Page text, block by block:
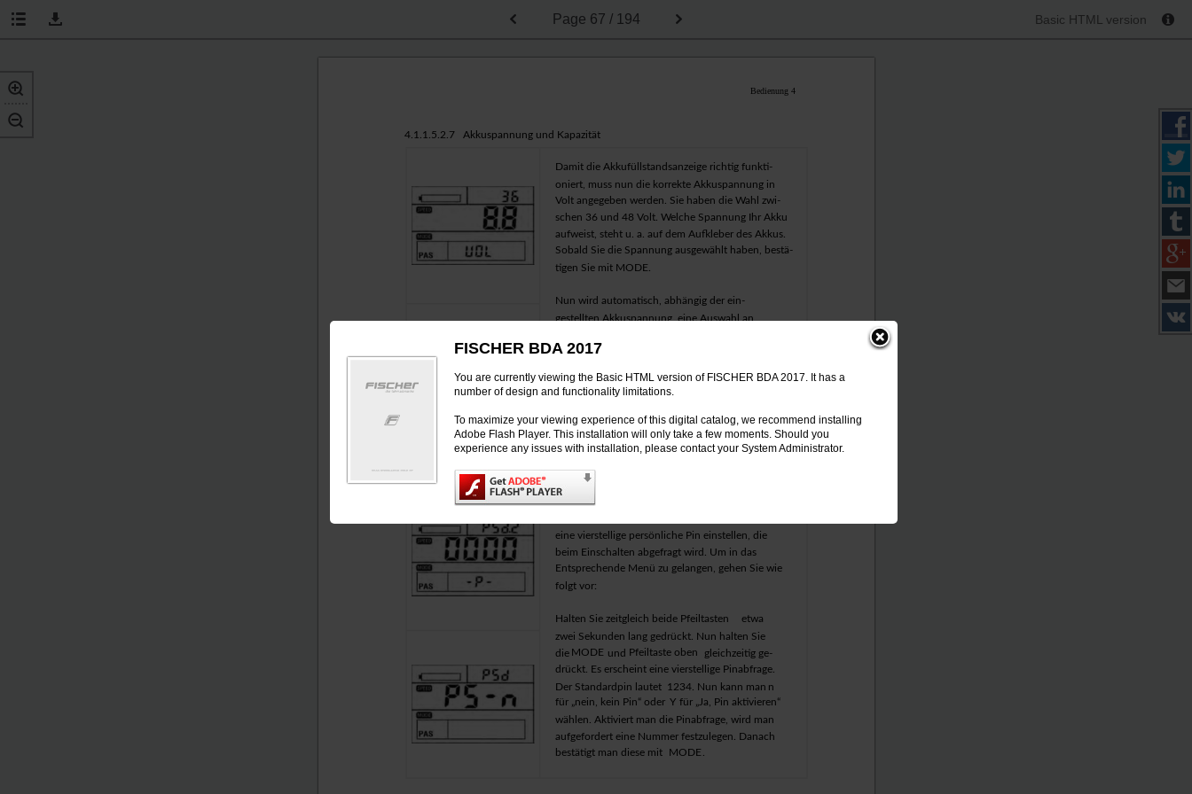
FISCHER BDA 2017
You are currently viewing the Basic HTML version of FISCHER BDA 2017. It has a
number of design and functionality limitations.
To maximize your viewing experience of this digital catalog, we recommend installing
Adobe Flash Player. This installation will only take a few moments. Should you
experience any issues with installation, please contact your System Administrator.
Page 67 / 194 Basic HTML version
Bedienung 4
4.1.1.5.2.7 Akkuspannung und Kapazität
Damit die Akkufüllstandsanzeige richtig funkti-
oniert, muss nun die korrekte Akkuspannung in
Volt angegeben werden. Sie haben die Wahl zwi-
schen 36 und 48 Volt. Welche Spannung Ihr Akku
aufweist, steht u. a. auf dem Aufkleber des Akkus.
Sobald Sie die Spannung ausgewählt haben, bestä-
tigen Sie mit MODE
Nun wird automatisch, abhängig der ein-
gestellten Akkuspannung, eine Auswahl an
gilt: Die Akkukapazität wird in „Ah“ angege-
ber des Akkus geschrieben. Diese Einstellung
die korrekte Restreichweite angezeigt wird.
4.1.1.5.2.8 Persönliche Pin
Da das Display nicht abnehmbar ist und somit für
eine vierstellige persönliche Pin einstellen, die
beim Einschalten abgefragt wird. Um in das
Entsprechende Menü zu gelangen, gehen Sie wie
folgt vor:
Halten Sie zeitgleich beide Pfeiltasten
etwa
zwei Sekunden lang gedrückt. Nun halten Sie
die MODE und Pfeiltaste oben
gleichzeitig ge-
drückt. Es erscheint eine vierstellige Pinabfrage.
Der Standardpin lautet 1234 . Nun kann man n
für „nein, kein Pin“ oder Y für „Ja, Pin aktivieren“
wählen. Aktiviert man die Pinabfrage, wird man
aufgefordert eine Nummer festzulegen. Danach
bestätigt man diese mit
MODE